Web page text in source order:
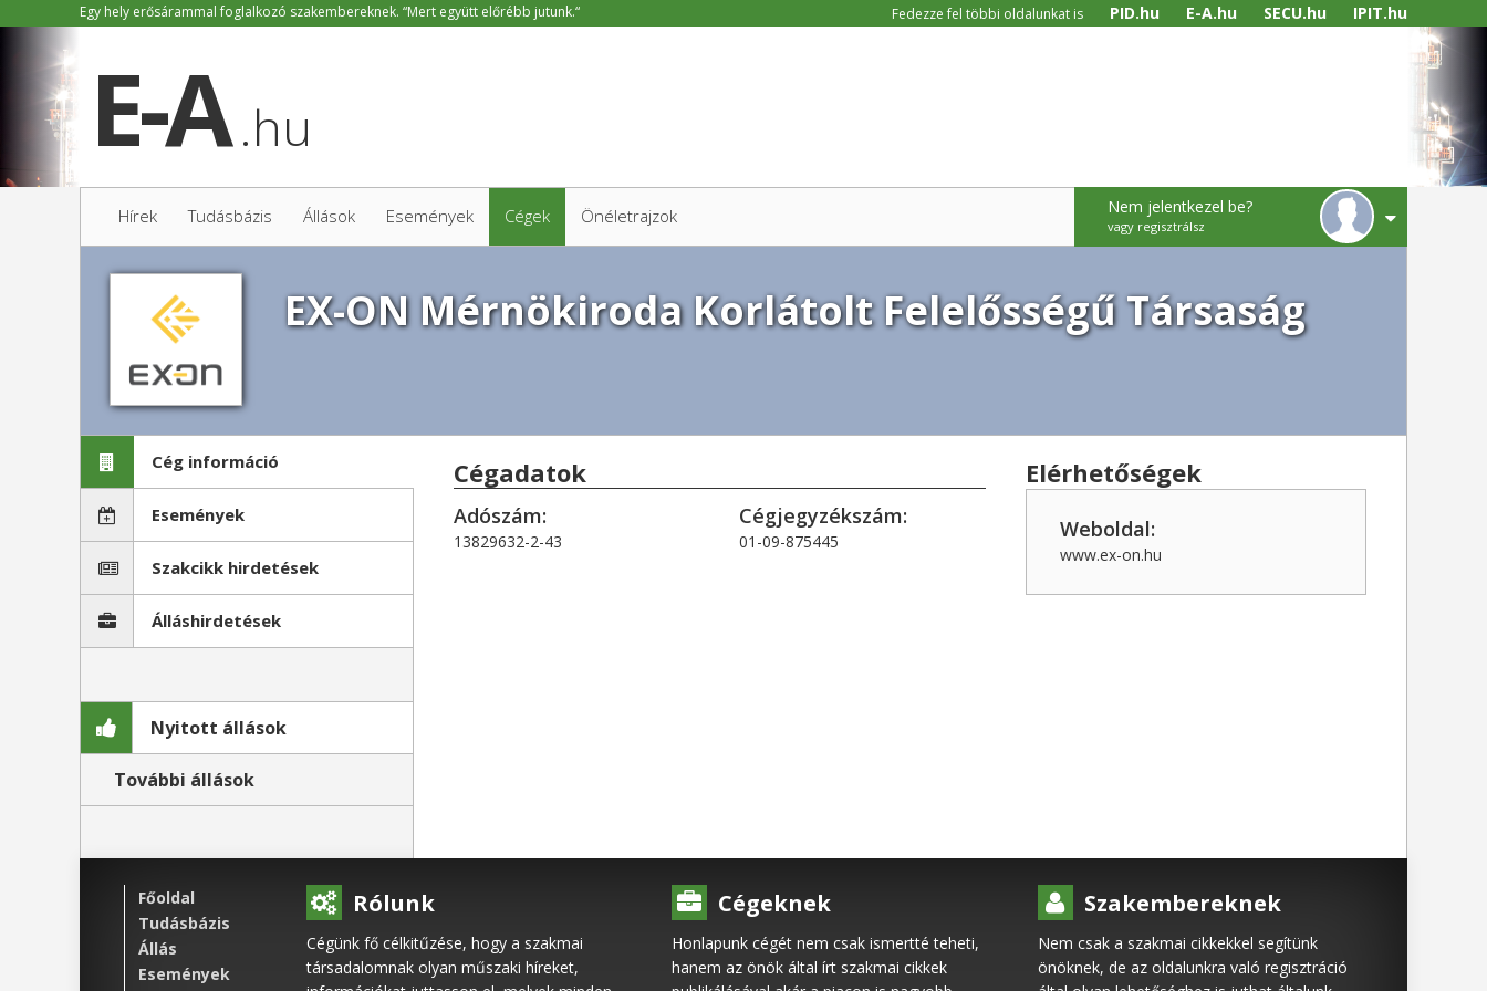
Fedezze fel többi oldalunkat is PID.hu E-A.hu SECU.hu IPIT.hu
.hu
Hírek Tudásbázis Állások Események Cégek Önéletrajzok Nem jelentkezel be?
vagy regisztrálsz
EX-ON Mérnökiroda Korlátolt Felelősségű Társaság
Cég információ
Események
Szakcikk hirdetések
Álláshirdetések
Nyitott állások
További állások
Cégadatok
Adószám:
13829632-2-43
Cégjegyzékszám:
01-09-875445
Elérhetőségek
Weboldal:
www.ex-on.hu
Főoldal
Tudásbázis
Állás
Események
Rólunk
Cégünk fő célkitűzése, hogy a szakmai
társadalomnak olyan műszaki híreket,
Cégeknek
Honlapunk cégét nem csak ismertté teheti,
hanem az önök által írt szakmai cikkek
Szakembereknek
Nem csak a szakmai cikkekkel segítünk
önöknek, de az oldalunkra való regisztráció